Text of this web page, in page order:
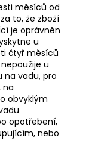
měsíců od
to, že zboží
je oprávněn
u
čtyř měsíců
u
na vadu, pro
na
obvyklým
opotřebení,
nebo